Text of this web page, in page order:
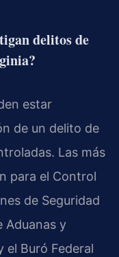
delitos de
estar
de un delito de
Las más
para el Control
de Seguridad
Aduanas y
el Buró Federal